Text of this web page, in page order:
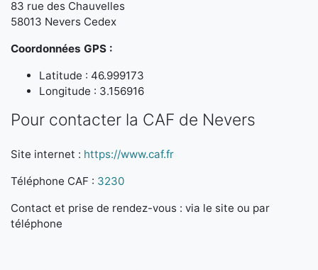
83 rue des Chauvelles
58013 Nevers Cedex
Coordonnées GPS :
Latitude : 46.999173
Longitude : 3.156916
Pour contacter la CAF de Nevers
Site internet : https://www.caf.fr
Téléphone CAF : 3230
Contact et prise de rendez-vous : via le site ou par
téléphone